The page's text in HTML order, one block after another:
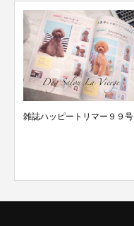
雑誌ハッピートリマー９９号